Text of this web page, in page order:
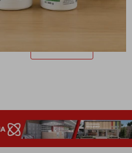
Papelera 36cm x 21cm